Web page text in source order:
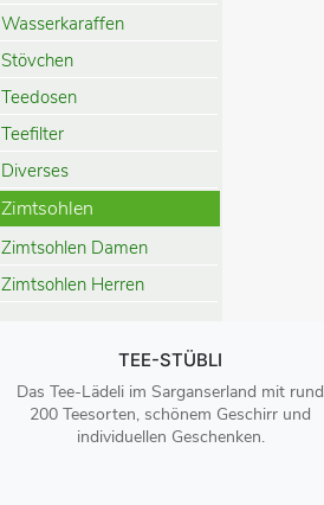
Wasserkaraffen
Stövchen
Teedosen
Teefilter
Diverses
Zimtsohlen
Zimtsohlen Damen
Zimtsohlen Herren
TEE-STÜBLI
Das Tee-Lädeli im Sarganserland mit rund
200 Teesorten, schönem Geschirr und
individuellen Geschenken.